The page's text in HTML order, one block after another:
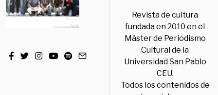
Revista de cultura
fundada en 2010 en el
Máster de Periodismo
Cultural de la
Universidad San Pablo
CEU.
Todos los contenidos de